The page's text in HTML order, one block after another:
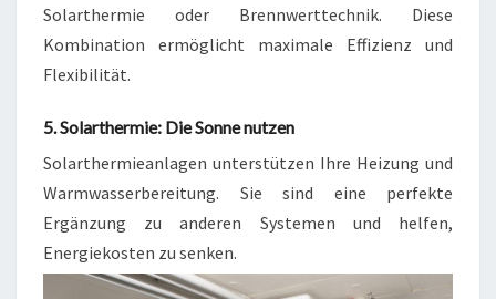
Solarthermie oder Brennwerttechnik. Diese
Kombination ermöglicht maximale Effizienz und
Flexibilität.
5. Solarthermie: Die Sonne nutzen
Solarthermieanlagen unterstützen Ihre Heizung und
Warmwasserbereitung. Sie sind eine perfekte
Ergänzung zu anderen Systemen und helfen,
Energiekosten zu senken.